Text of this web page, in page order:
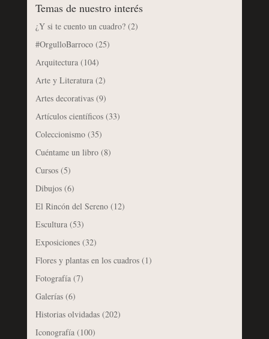
Temas de nuestro interés
¿Y si te cuento un cuadro?(2)
#OrgulloBarroco(25)
Arquitectura(104)
Arte y Literatura(2)
Artes decorativas(9)
Artículos científicos(33)
Coleccionismo(35)
Cuéntame un libro(8)
Cursos(5)
Dibujos(6)
El Rincón del Sereno(12)
Escultura(53)
Exposiciones(32)
Flores y plantas en los cuadros(1)
Fotografía(7)
Galerías(6)
Historias olvidadas(202)
Iconografía(100)